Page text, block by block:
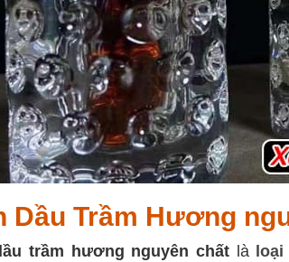
Dầu Trầm Hương
trầm hương nguyên chấtlàloại